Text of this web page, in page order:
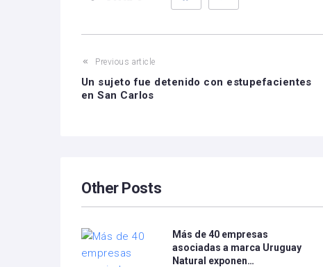
Previous article
Un sujeto fue detenido con estupefacientes
en San Carlos
Other Posts
Más de 40 empresas
asociadas a marca Uruguay
Natural exponen…